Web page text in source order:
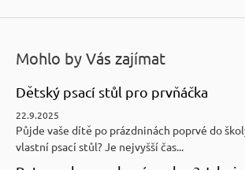
Mohlo by Vás zajímat
Dětský psací stůl pro prvňáčka
22.9.2025
Půjde vaše dítě po prázdninách poprvé do
vlastní psací stůl? Je nejvyšší čas...